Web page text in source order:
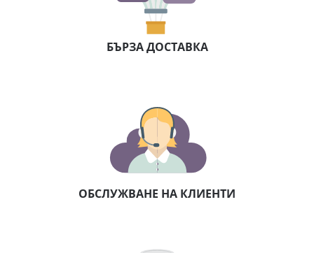
БЪРЗА ДОСТАВКА
ОБСЛУЖВАНЕ НА КЛИЕНТИ